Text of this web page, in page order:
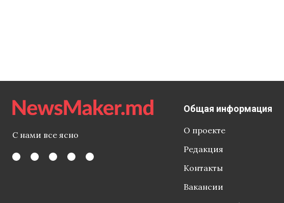
С нами все ясно
Общая информация
О проекте
Редакция
Контакты
Вакансии